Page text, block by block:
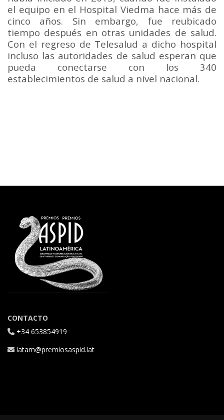
el equipo en el Hospital Viedma hace más de
cinco años. Sin embargo, fue reubicado
tiempo después en otras unidades de salud.
Con el regreso de Telesalud a dicho hospital
incluso las autoridades de salud esperan que
pueda conectarse con los 340
establecimientos de salud a nivel nacional.
CONTACTO
+34 653854919
latam@premiosaspid.lat